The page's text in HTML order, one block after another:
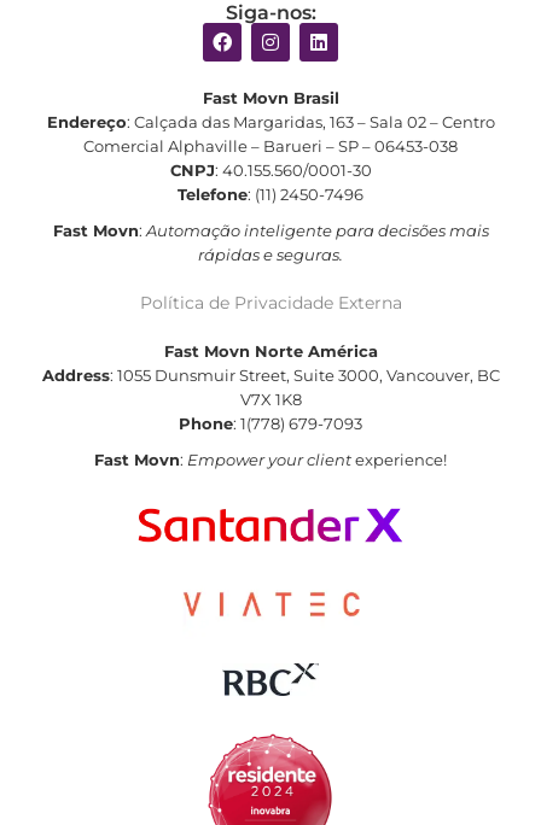
Siga-nos:
Fast Movn Brasil
Endereço: Calçada das Margaridas, 163 – Sala 02 – Centro
Comercial Alphaville – Barueri – SP – 06453-038
CNPJ: 40.155.560/0001-30
Telefone: (11) 2450-7496
Fast Movn: Automação inteligente para decisões mais
rápidas e seguras.
Política de Privacidade Externa
Fast Movn Norte América
Address: 1055 Dunsmuir Street, Suite 3000, Vancouver, BC
V7X 1K8
Phone: 1(778) 679-7093
Fast Movn: Empower your clientexperience!